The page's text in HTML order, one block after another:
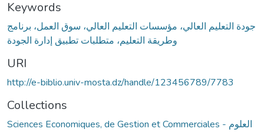
Keywords
جودة التعليم العالي، مؤسسات التعليم العالي، سوق العمل، برنامج
وطريقة التعليم، متطلبات تطبيق إدارة الجودة
URI
http://e-biblio.univ-mosta.dz/handle/123456789/7783
Collections
Sciences Economiques, de Gestion et Commerciales - العلوم